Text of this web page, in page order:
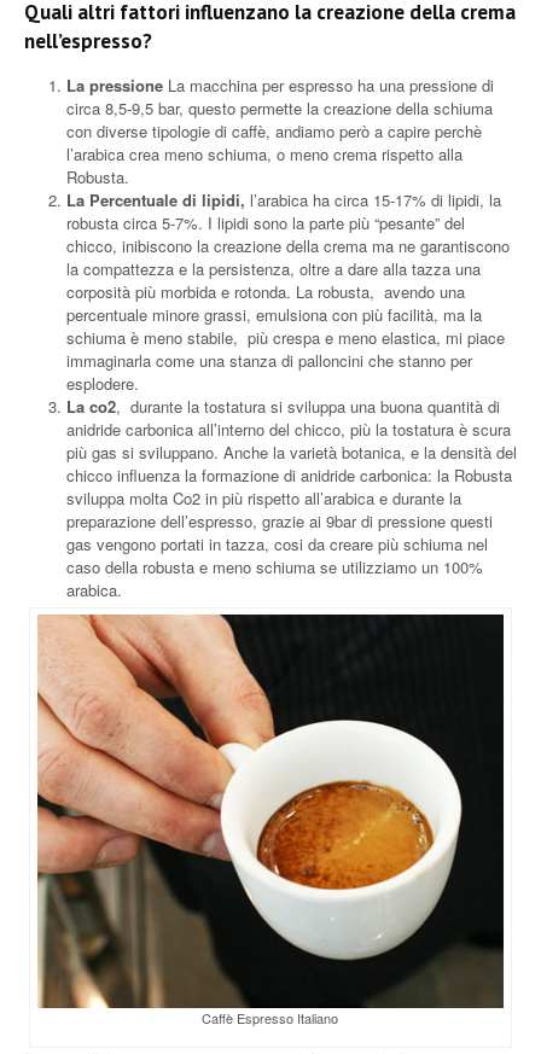
Quali altri fattori influenzano la creazione della crema
nell’espresso?
La pressione La macchina per espresso ha una pressione di
circa 8,5-9,5 bar, questo permette la creazione della schiuma
con diverse tipologie di caffè, andiamo però a capire perchè
l’arabica crea meno schiuma, o meno crema rispetto alla
Robusta.
La Percentuale di lipidi, l’arabica ha circa 15-17% di lipidi, la
robusta circa 5-7%. I lipidi sono la parte più “pesante” del
chicco, inibiscono la creazione della crema ma ne garantiscono
la compattezza e la persistenza, oltre a dare alla tazza una
corposità più morbida e rotonda. La robusta, avendo una
percentuale minore grassi, emulsiona con più facilità, ma la
schiuma è meno stabile, più crespa e meno elastica, mi piace
immaginarla come una stanza di palloncini che stanno per
esplodere.
La co2, durante la tostatura si sviluppa una buona quantità di
anidride carbonica all’interno del chicco, più la tostatura è scura
più gas si sviluppano. Anche la varietà botanica, e la densità del
chicco influenza la formazione di anidride carbonica: la Robusta
sviluppa molta Co2 in più rispetto all’arabica e durante la
preparazione dell’espresso, grazie ai 9bar di pressione questi
gas vengono portati in tazza, cosi da creare più schiuma nel
caso della robusta e meno schiuma se utilizziamo un 100%
arabica.
Caffè Espresso Italiano